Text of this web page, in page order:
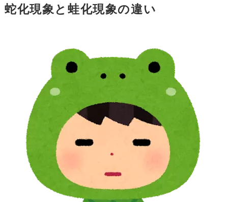
蛇化現象と蛙化現象の違い